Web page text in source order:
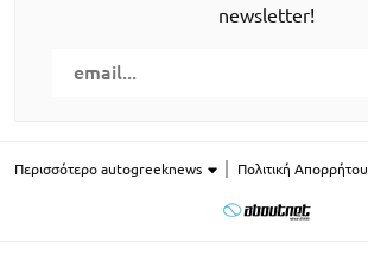
newsletter!
Περισσότερο autogreeknews Πολιτική Απορρήτου